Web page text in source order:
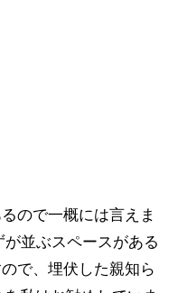
ので一概には言えま
並ぶスペースがある
で、埋伏した親知ら